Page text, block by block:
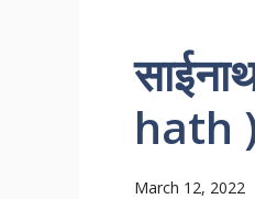
hath
March 12, 2022